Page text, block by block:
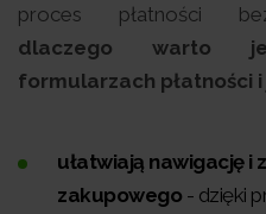
proces płatności
dlaczego warto
formularzach płatności
ułatwiają nawigację i
zakupowego - dzięki